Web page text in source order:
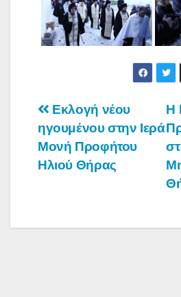
Πλοήγηση
άρθρων
Η
Εκλογή νέου
ηγουμένου στην Ιερά
Μονή Προφήτου
Ηλιού Θήρας